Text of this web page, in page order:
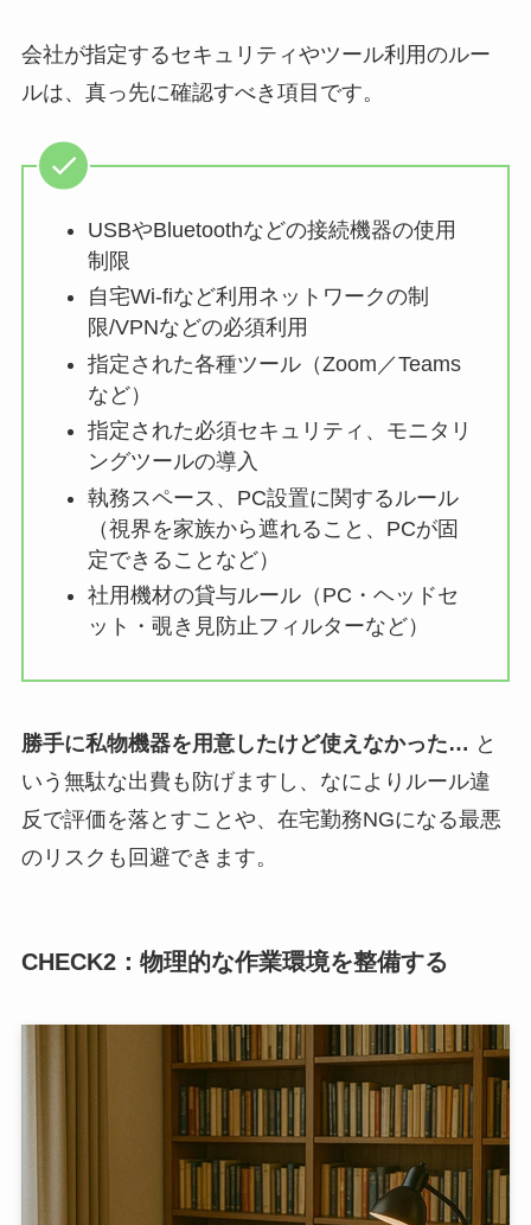
会社が指定するセキュリティやツール利用のルー
ルは、真っ先に確認すべき項目です。
USBやBluetoothなどの接続機器の使用
制限
自宅Wi-fiなど利用ネットワークの制
限/VPNなどの必須利用
指定された各種ツール（Zoom／Teams
など）
指定された必須セキュリティ、モニタリ
ングツールの導入
執務スペース、PC設置に関するルール
（視界を家族から遮れること、PCが固
定できることなど）
社用機材の貸与ルール（PC・ヘッドセ
ット・覗き見防止フィルターなど）
勝手に私物機器を用意したけど使えなかった… と
いう無駄な出費も防げますし、なによりルール違
反で評価を落とすことや、在宅勤務NGになる最悪
のリスクも回避できます。
CHECK2：物理的な作業環境を整備する